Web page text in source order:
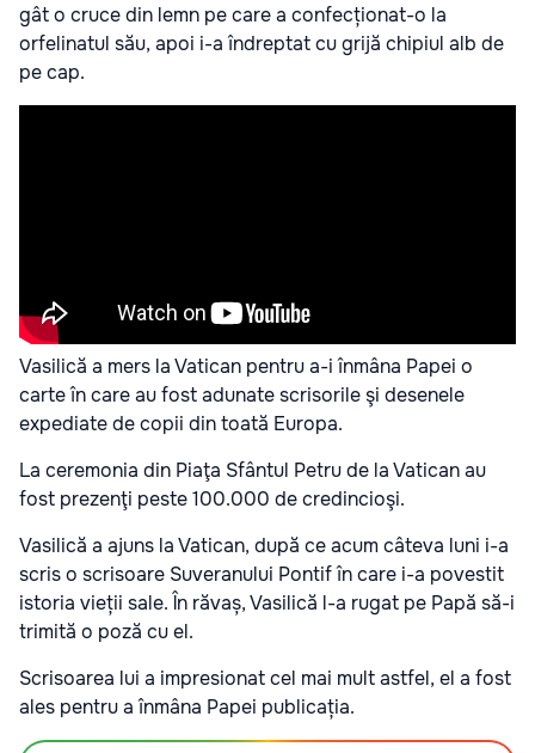
gât o cruce din lemn pe care a confecționat-o la
orfelinatul său, apoi i-a îndreptat cu grijă chipiul alb de
pe cap.
Vasilică a mers la Vatican pentru a-i înmâna Papei o
carte în care au fost adunate scrisorile şi desenele
expediate de copii din toată Europa.
La ceremonia din Piaţa Sfântul Petru de la Vatican au
fost prezenţi peste 100.000 de credincioşi.
Vasilică a ajuns la Vatican, după ce acum câteva luni i-a
scris o scrisoare Suveranului Pontif în care i-a povestit
istoria vieții sale. În răvaș, Vasilică l-a rugat pe Papă să-i
trimită o poză cu el.
Scrisoarea lui a impresionat cel mai mult astfel, el a fost
ales pentru a înmâna Papei publicația.